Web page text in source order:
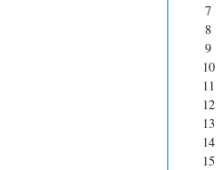
7
8
9
10
11
12
13
14
15